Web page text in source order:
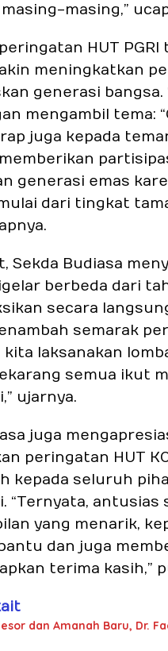
masing,”
HUT
meningkatkan
generasi bangsa.
mengambil tema:
juga kepada
generasi emas
dari tingkat
Sekda Budiasa
berbeda dari
secara
semarak
kita laksanakan
semua ikut
ujarnya.
juga
peringatan HUT
kepada seluruh
“Ternyata, antusias
yang menarik,
dan juga
terima kasih,”
dan Amanah Baru, Dr.